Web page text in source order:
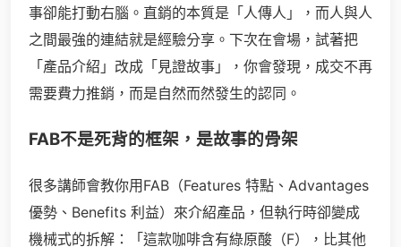
事卻能打動右腦。直銷的本質是「人傳人」，而人與人
之間最強的連結就是經驗分享。下次在會場，試著把
「產品介紹」改成「見證故事」，你會發現，成交不再
需要費力推銷，而是自然而然發生的認同。
FAB不是死背的框架，是故事的骨架
很多講師會教你用FAB（Features 特點、Advantages
優勢、Benefits 利益）來介紹產品，但執行時卻變成
機械式的拆解：「這款咖啡含有綠原酸（F），比其他